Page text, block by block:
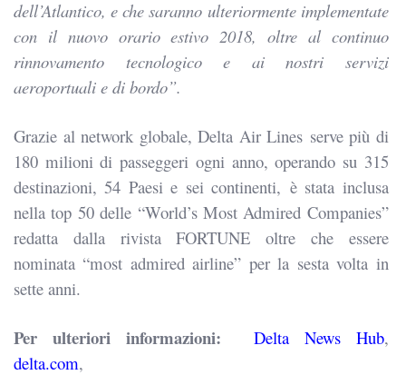
dell’Atlantico, e che saranno ulteriormente implementate
con il nuovo orario estivo 2018, oltre al continuo
rinnovamento tecnologico e ai nostri servizi
aeroportuali e di bordo”.
Grazie al network globale, Delta Air Lines serve più di
180 milioni di passeggeri ogni anno, operando su 315
destinazioni, 54 Paesi e sei continenti, è stata inclusa
nella top 50 delle “World’s Most Admired Companies”
redatta dalla rivista FORTUNE oltre che essere
nominata “most admired airline” per la sesta volta in
sette anni.
Per ulteriori informazioni: Delta News Hub,
delta.com,